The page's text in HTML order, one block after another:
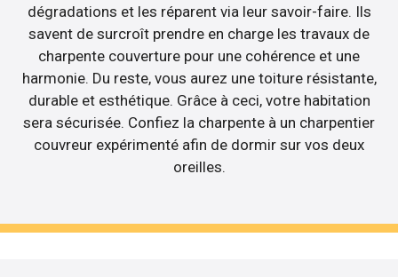
dégradations et les réparent via leur savoir-faire. Ils
savent de surcroît prendre en charge les travaux de
charpente couverture pour une cohérence et une
harmonie. Du reste, vous aurez une toiture résistante,
durable et esthétique. Grâce à ceci, votre habitation
sera sécurisée. Confiez la charpente à un charpentier
couvreur expérimenté afin de dormir sur vos deux
oreilles.